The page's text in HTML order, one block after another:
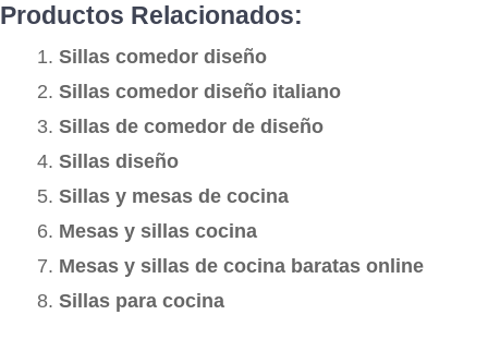
Productos Relacionados:
Sillas comedor diseño
Sillas comedor diseño italiano
Sillas de comedor de diseño
Sillas diseño
Sillas y mesas de cocina
Mesas y sillas cocina
Mesas y sillas de cocina baratas online
Sillas para cocina